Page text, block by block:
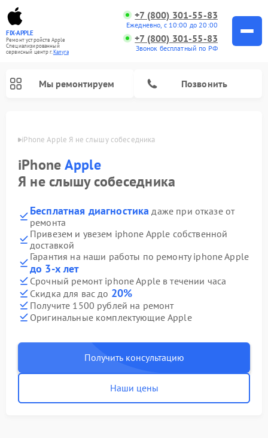
FIX-APPLE
Ремонт устройств Apple
Специализированный
cервисный центр г.Калуга
+7 (800) 301-55-83
Ежедневно, с 10:00 до 20:00
+7 (800) 301-55-83
Звонок бесплатный по РФ
Мы ремонтируем Позвонить
iPhone Apple Я не слышу собеседника
iPhoneApple
Я не слышу собеседника
Бесплатная диагностика даже при отказе от
ремонта
Привезем и увезем iphone Apple собственной
доставкой
Гарантия на наши работы по ремонту iphone Apple
до 3-х лет
Срочный ремонт iphone Apple в течении часа
Скидка для вас до 20%
Получите 1500 рублей на ремонт
Оригинальные комплектующие Apple
Получить консультацию
Наши цены